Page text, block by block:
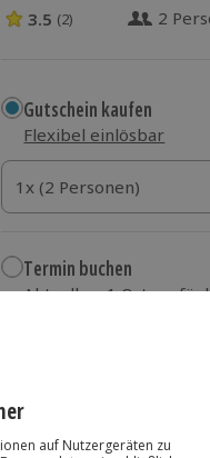
3.5 Sterne von 5 aus 2
3.5 (2) 2
Gutschein kaufen
Flexibel einlösbar
1x (2 Personen)
1x (2 Personen)
1x (2 Personen)
Termin buchen
Aktuell an 1 Ort
zzgl. Versand